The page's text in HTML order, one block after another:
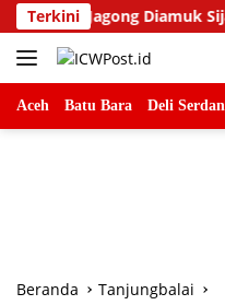
Langsung
ke
konten
TerkiniSijago Merah
Aceh Batu Bara Deli
Beranda Tanjungbalai